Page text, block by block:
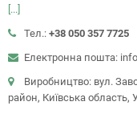
[...]
Тел.: +38 050 357 7725
Електронна пошта:
Виробництво: вул.
район, Київська область,